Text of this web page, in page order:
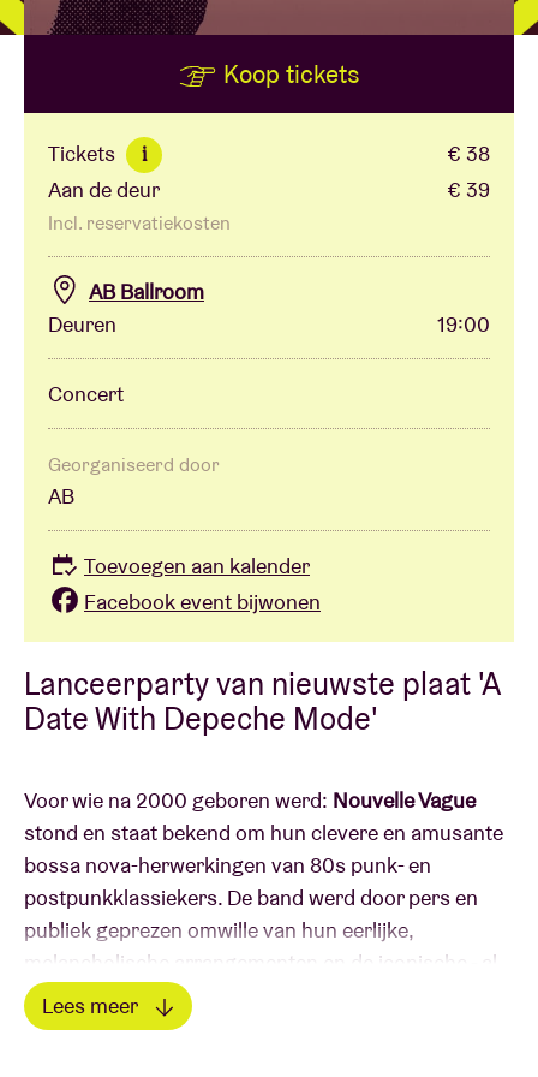
BRDCST
ABtv
Concertcheque
Over AB
Contact
Lanceerparty van nieuwste plaat 'A
Date With Depeche Mode'
Voor wie na 2000 geboren werd: Nouvelle Vague
stond en staat bekend om hun clevere en amusante
bossa nova-herwerkingen van 80s punk- en
postpunkklassiekers. De band werd door pers en
publiek geprezen omwille van hun eerlijke,
melancholische arrangementen en de iconische - al
dan niet bekende - vocalisten die het geheel een
elegante touch gaven.
Lees meer
Koop tickets
Tickets i
€ 38
Aan de deur
€ 39
Incl. reservatiekosten
AB Ballroom
Deuren
19:00
Concert
Georganiseerd door
AB
Toevoegen aan kalender
Facebook event bijwonen